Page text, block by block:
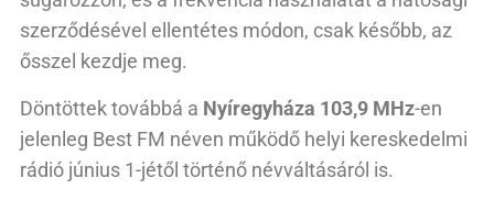
szerződésével ellentétes módon, csak később, az
ősszel kezdje meg.
Döntöttek továbbá a Nyíregyháza 103,9 MHz-en
jelenleg Best FM néven működő helyi kereskedelmi
rádió június 1-jétől történő névváltásáról is.